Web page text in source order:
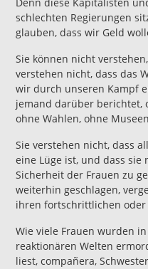
schlechten Regierungen
glauben, dass wir Geld
Sie können nicht
verstehen nicht, dass das
wir durch unseren Kampf
jemand darüber berichtet,
ohne Wahlen, ohne
Sie verstehen nicht, dass
eine Lüge ist, und dass
Sicherheit der Frauen zu
weiterhin geschlagen,
ihren fortschrittlichen
Wie viele Frauen wurden
reaktionären Welten
liest, compañera,